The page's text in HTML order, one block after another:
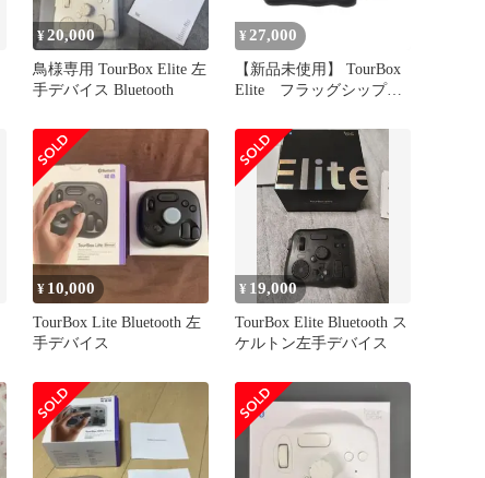
¥20,000
鳥様専用 TourBox Elite 左
手デバイス Bluetooth
¥ 27,000
【新品未使用】 TourBox
Elite フラッグシップモ
¥ 10,000
TourBox Lite Bluetooth 左
手デバイス
¥ 19,000
TourBox Elite Bluetooth ス
ケルトン左手デバイス